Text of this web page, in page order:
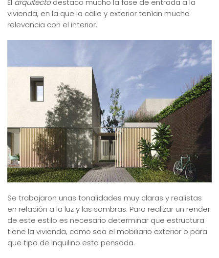
vivienda, en la que la calle y exterior tenían mucha
relevancia con el interior.
Se trabajaron unas tonalidades muy claras y realistas
en relación a la luz y las sombras. Para realizar un render
de este estilo es necesario determinar que estructura
tiene la vivienda, como sea el mobiliario exterior o para
que tipo de inquilino esta pensada.